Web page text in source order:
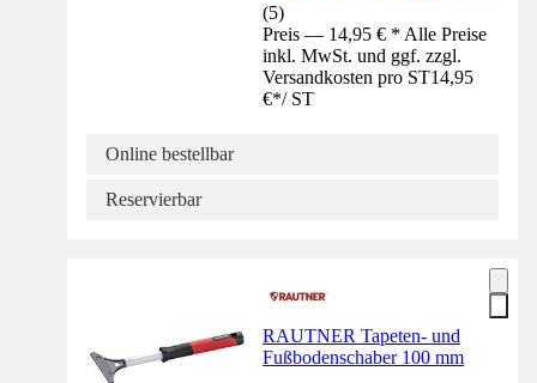
(5)
Preis — 14,95 € * Alle Preise
inkl. MwSt. und ggf. zzgl.
Versandkosten pro ST14,95
€*/ ST
Online bestellbar
Reservierbar
RAUTNER Tapeten- und
Fußbodenschaber 100 mm